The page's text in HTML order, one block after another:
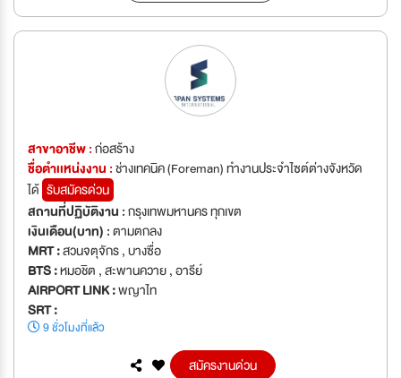
สาขาอาชีพ :ก่อสร้าง
ชื่อตำเเหน่งงาน :ช่างเทคนิค (Foreman) ทำงานประจำไซต์ต่างจังหวัด
ได้ รับสมัครด่วน
สถานที่ปฏิบัติงาน :กรุงเทพมหานคร ทุกเขต
เงินเดือน(บาท) :ตามตกลง
MRT :สวนจตุจักร , บางซื่อ
BTS :หมอชิต , สะพานควาย , อารีย์
AIRPORT LINK :พญาไท
SRT :
9 ชั่วโมงที่แล้ว
สมัครงานด่วน